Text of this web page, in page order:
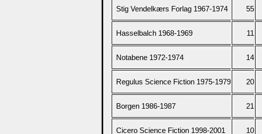
Stig Vendelkærs Forlag 1967-1974 55
Hasselbalch 1968-1969 11
Notabene 1972-1974 14
Regulus Science Fiction 1975-1979 20
Borgen 1986-1987 21
Cicero Science Fiction 1998-2001 10